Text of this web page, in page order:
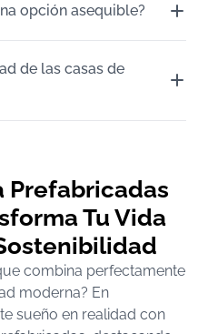
opción asequible?
de las casas de
Prefabricadas
Tu Vida
combina perfectamente
moderna? En
sueño en realidad con